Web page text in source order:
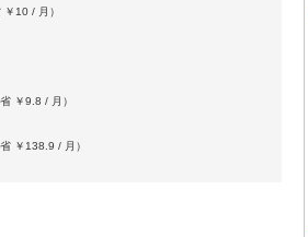
￥10 / 月）
省 ￥9.8 / 月）
省 ￥138.9 / 月）